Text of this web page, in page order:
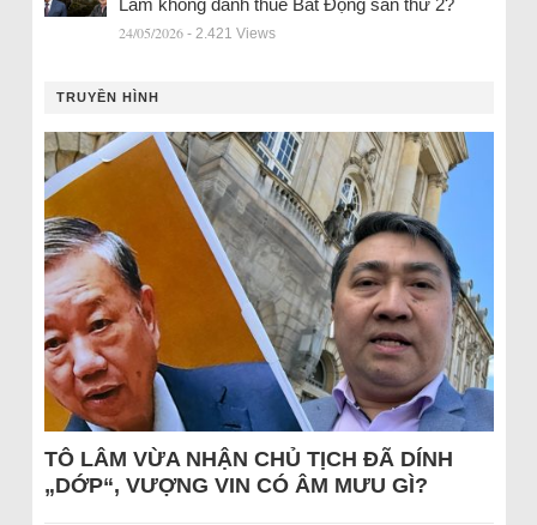
Lâm không đánh thuế Bất Động sản thứ 2?
24/05/2026 - 2.421 Views
TRUYỀN HÌNH
TÔ LÂM VỪA NHẬN CHỦ TỊCH ĐÃ DÍNH
„DỚP“, VƯỢNG VIN CÓ ÂM MƯU GÌ?